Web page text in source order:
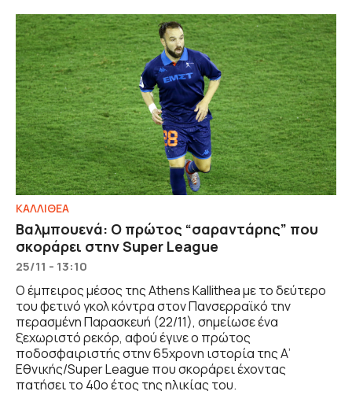
ΚΑΛΛΙΘΕΑ
Βαλμπουενά: Ο πρώτος “σαραντάρης” που
σκοράρει στην Super League
25/11 - 13:10
Ο έμπειρος μέσος της Athens Kallithea με το δεύτερο
του φετινό γκολ κόντρα στον Πανσερραϊκό την
περασμένη Παρασκευή (22/11), σημείωσε ένα
ξεχωριστό ρεκόρ, αφού έγινε ο πρώτος
ποδοσφαιριστής στην 65χρονη ιστορία της Α’
Εθνικής/Super League που σκοράρει έχοντας
πατήσει το 40ο έτος της ηλικίας του.